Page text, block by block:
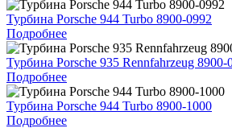
Турбина Porsche 944 Turbo 8900-0992
Подробнее
Турбина Porsche 935 Rennfahrzeug 8900-
Подробнее
Турбина Porsche 944 Turbo 8900-1000
Подробнее